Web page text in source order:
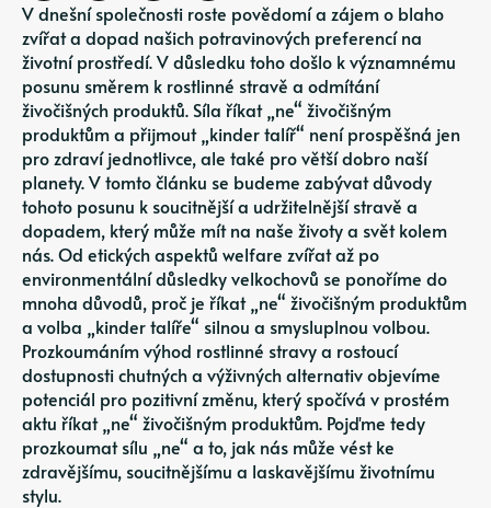
V dnešní společnosti roste povědomí a zájem o blaho
zvířat a dopad našich potravinových preferencí na
životní prostředí. V důsledku toho došlo k významnému
posunu směrem k rostlinné stravě a odmítání
živočišných produktů. Síla říkat „ne“ živočišným
produktům a přijmout „kinder talíř“ není prospěšná jen
pro zdraví jednotlivce, ale také pro větší dobro naší
planety. V tomto článku se budeme zabývat důvody
tohoto posunu k soucitnější a udržitelnější stravě a
dopadem, který může mít na naše životy a svět kolem
nás. Od etických aspektů welfare zvířat až po
environmentální důsledky velkochovů se ponoříme do
mnoha důvodů, proč je říkat „ne“ živočišným produktům
a volba „kinder talíře“ silnou a smysluplnou volbou.
Prozkoumáním výhod rostlinné stravy a rostoucí
dostupnosti chutných a výživných alternativ objevíme
potenciál pro pozitivní změnu, který spočívá v prostém
aktu říkat „ne“ živočišným produktům. Pojďme tedy
prozkoumat sílu „ne“ a to, jak nás může vést ke
zdravějšímu, soucitnějšímu a laskavějšímu životnímu
stylu.